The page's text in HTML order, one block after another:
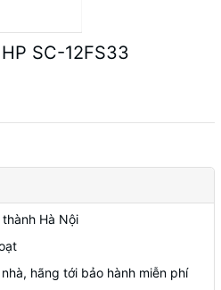
SC-12FS33
Hà Nội
hãng tới bảo hành miễn phí